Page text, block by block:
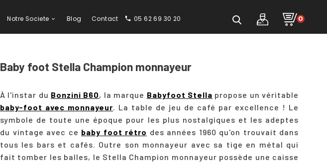
0
Notre Societe Blog Contact phone 05 62 69 30 20
Baby foot Stella Champion monnayeur
À l'instar du Bonzini B60, la marque Babyfoot Stella propose un véritable
baby-foot avec monnayeur. La table de jeu de café par excellence ! Le
symbole de toute une époque pour les plus nostalgiques et les adeptes
du vintage avec ce baby foot rétro des années 1960 qu'on trouvait dans
tous les bars et cafés. Outre son monnayeur avec sa tige en métal qui
fait tomber les balles, le Stella Champion monnayeur possède une caisse